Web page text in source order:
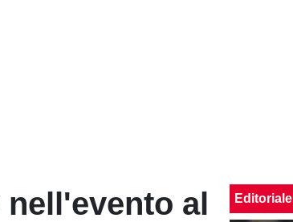
al
Editoriale